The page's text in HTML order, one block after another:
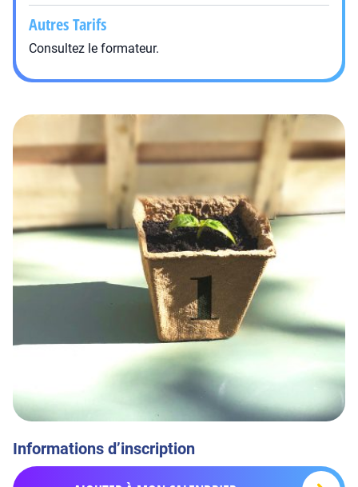
Autres Tarifs
Consultez le formateur.
Informations d’inscription